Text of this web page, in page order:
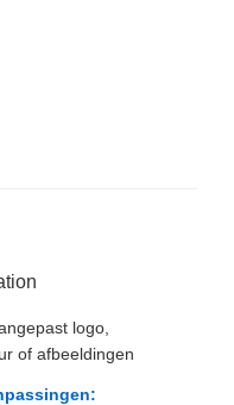
logo,
of afbeeldingen